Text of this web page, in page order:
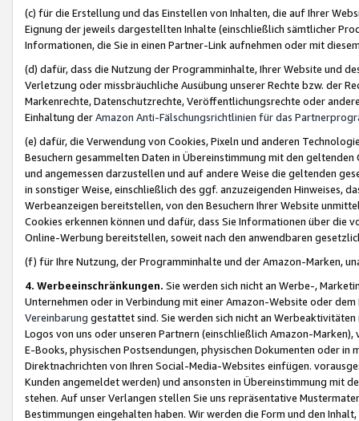
(c) für die Erstellung und das Einstellen von Inhalten, die auf Ihrer
Eignung der jeweils dargestellten Inhalte (einschließlich sämtlicher
Informationen, die Sie in einen Partner-Link aufnehmen oder mit
(d) dafür, dass die Nutzung der Programminhalte, Ihrer Website und
Verletzung oder missbräuchliche Ausübung unserer Rechte bzw. der
Markenrechte, Datenschutzrechte, Veröffentlichungsrechte oder
Einhaltung derAmazon Anti-Fälschungsrichtlinien für das
(e) dafür, die Verwendung von Cookies, Pixeln und anderen
Besuchern gesammelten Daten in Übereinstimmung mit den
und angemessen darzustellen und auf andere Weise die geltenden
in sonstiger Weise, einschließlich des ggf. anzuzeigenden Hinweises,
Werbeanzeigen bereitstellen, von den Besuchern Ihrer Website
Cookies erkennen können und dafür, dass Sie Informationen über die
Online-Werbung bereitstellen, soweit nach den anwendbaren
(f) für Ihre Nutzung, der Programminhalte und der Amazon-Marken,
4. Werbeeinschränkungen. Sie werden sich nicht an Werbe-,
Unternehmen oder in Verbindung mit einer Amazon-Website oder
Vereinbarung gestattet sind. Sie werden sich nicht an
Logos von uns oder unseren Partnern (einschließlich Amazon-
E-Books, physischen Postsendungen, physischen Dokumenten oder in
Direktnachrichten von Ihren Social-Media-Websites einfügen.
Kunden angemeldet werden) und ansonsten in Übereinstimmung mit
stehen. Auf unser Verlangen stellen Sie uns repräsentative
Bestimmungen eingehalten haben. Wir werden die Form und den